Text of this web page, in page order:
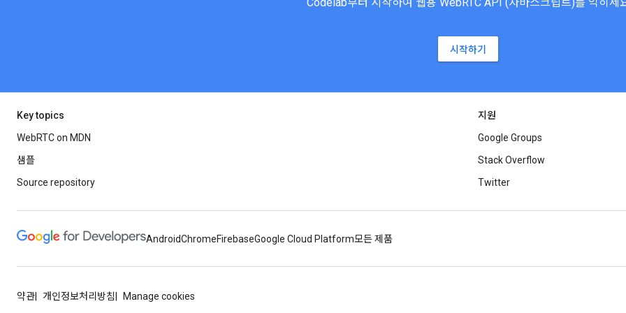
시작하기
Key topics
WebRTC on MDN
샘플
Source repository
지원
Google Groups
Stack Overflow
Twitter
AndroidChromeFirebaseGoogle Cloud Platform모든 제품
약관 개인정보처리방침 Manage cookies